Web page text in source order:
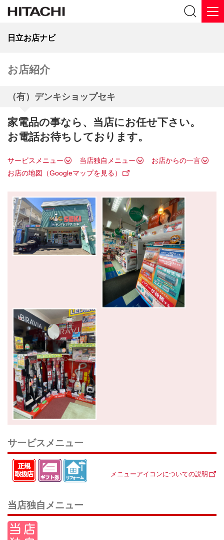
日立お店ナビ
お店紹介
（有）デンキショップセキ
家電品の事なら、当店にお任せ下さい。
お電話お待ちしております。
サービスメニュー 当店独自メニュー
お店からの一言
お店の地図（Googleマップを見る）
サービスメニュー
メニューアイコンについての説明
当店独自メニュー